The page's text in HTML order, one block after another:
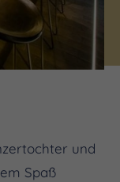
und
Spaß